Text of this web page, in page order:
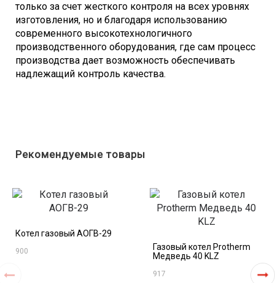
только за счет жесткого контроля на всех уровнях
изготовления, но и благодаря использованию
современного высокотехнологичного
производственного оборудования, где сам процесс
производства дает возможность обеспечивать
надлежащий контроль качества.
Рекомендуемые товары
Котел газовый АОГВ-29
900
Газовый котел Protherm
Медведь 40 KLZ
917